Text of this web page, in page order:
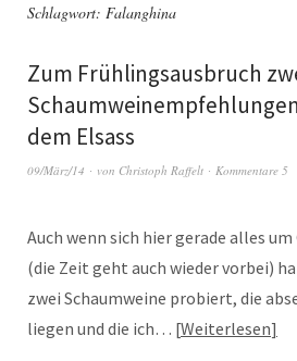
Schlagwort: Falanghina
Zum Frühlingsausbruch
dem Elsass
09/März/14 von Christoph Raffelt Kommentare 5
Auch wenn sich hier gerade alles
(die Zeit geht auch wieder vorbei)
zwei Schaumweine probiert, die
liegen und die ich… Weiterlesen